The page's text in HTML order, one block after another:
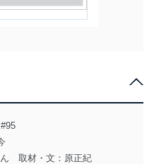
取材・文：原正紀